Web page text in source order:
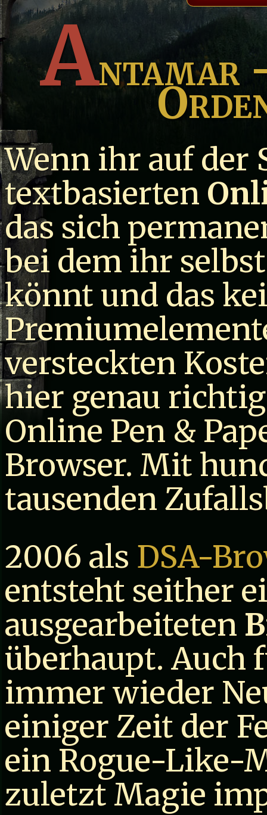
Antamar
Wenn ihr auf der
textbasierten
das sich
bei dem ihr
könnt und das
versteckten
hier genau
Online Pen &
Browser. Mit
tausenden
2006 als DSA-
entsteht seither
ausgearbeiteten
überhaupt. Auch
immer wieder
einiger Zeit der
ein Rogue-Like-
zuletzt Magie